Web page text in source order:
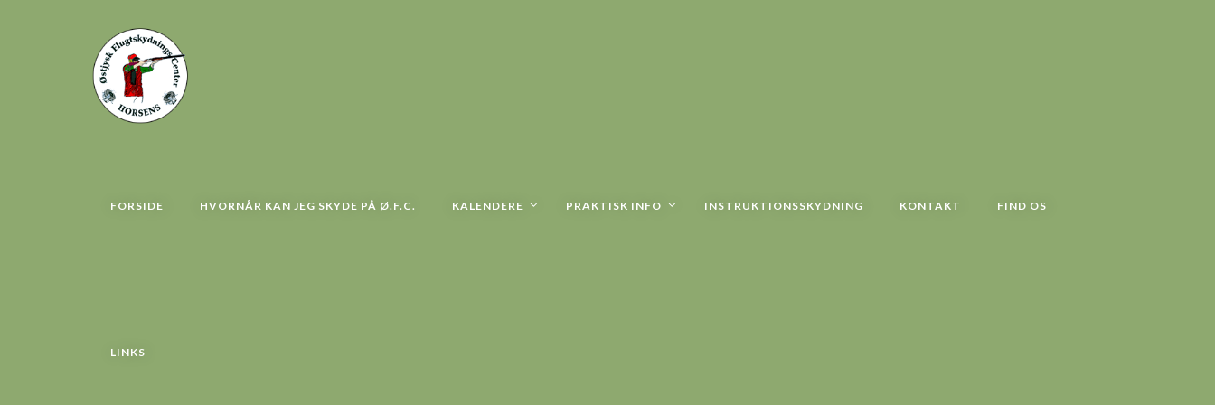
FORSIDE HVORNÅR KAN JEG SKYDE PÅ Ø.F.C. KALENDERE PRAKTISK INFO INSTRUKTIONSSKYDNING KONTAKT FIND OS
LINKS